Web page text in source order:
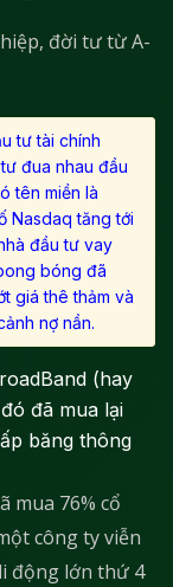
tư tài chính
đua nhau đầu
tên miền là
Nasdaq tăng tới
đầu tư vay
bóng đã
giá thê thảm và
nợ nần.
(hay
đã mua lại
băng thông
mua 76% cổ
công ty viễn
động lớn thứ 4